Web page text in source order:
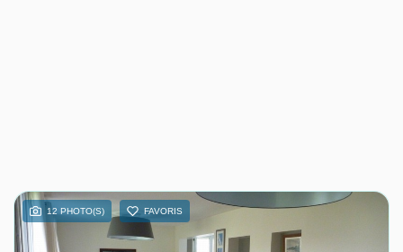
12 PHOTO(S) FAVORIS